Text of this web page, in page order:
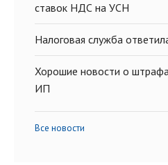
ставок НДС на УСН
Налоговая служба
Хорошие новости о
ИП
Все новости